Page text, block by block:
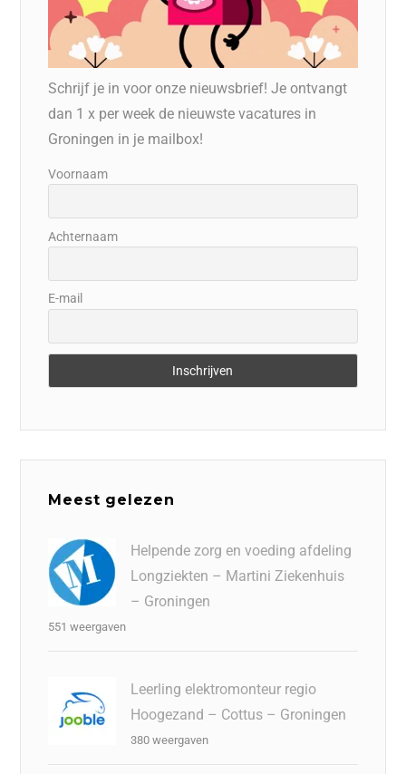
Schrijf je in voor onze nieuwsbrief! Je ontvangt
dan 1 x per week de nieuwste vacatures in
Groningen in je mailbox!
Voornaam
Achternaam
E-mail
Meest gelezen
Helpende zorg en voeding afdeling
Longziekten – Martini Ziekenhuis
– Groningen
551 weergaven
Leerling elektromonteur regio
Hoogezand – Cottus – Groningen
380 weergaven